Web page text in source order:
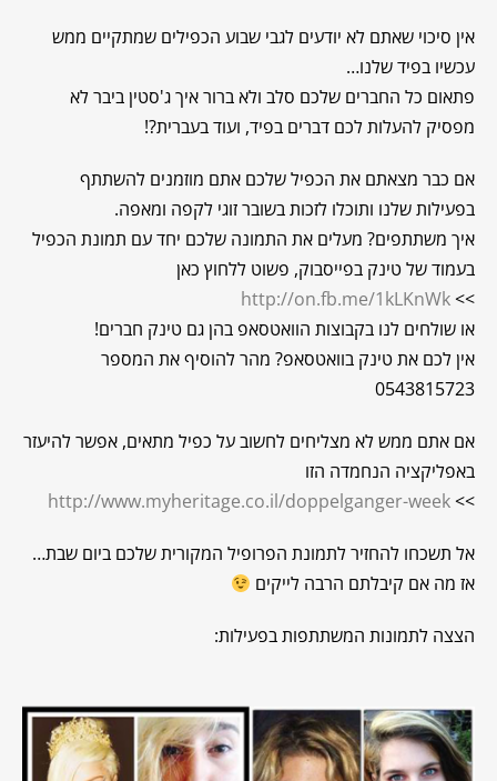
אין סיכוי שאתם לא יודעים לגבי שבוע הכפילים שמתקיים ממש
עכשיו בפיד שלנו…
פתאום כל החברים שלכם סלב ולא ברור איך ג'סטין ביבר לא
מפסיק להעלות לכם דברים בפיד, ועוד בעברית?!
אם כבר מצאתם את הכפיל שלכם אתם מוזמנים להשתתף
בפעילות שלנו ותוכלו לזכות בשובר זוגי לקפה ומאפה.
איך משתתפים? מעלים את התמונה שלכם יחד עם תמונת הכפיל
בעמוד של טינק בפייסבוק, פשוט ללחוץ כאן
>>
http://on.fb.me/1kLKnWk
או שולחים לנו בקבוצות הוואטסאפ בהן גם טינק חברים!
אין לכם את טינק בוואטסאפ? מהר להוסיף את המספר
0543815723
אם אתם ממש לא מצליחים לחשוב על כפיל מתאים, אפשר להיעזר
באפליקציה הנחמדה הזו
>>
http://www.myheritage.co.il/doppelganger-week
אל תשכחו להחזיר לתמונת הפרופיל המקורית שלכם ביום שבת…
אז מה אם קיבלתם הרבה לייקים
הצצה לתמונות המשתתפות בפעילות: